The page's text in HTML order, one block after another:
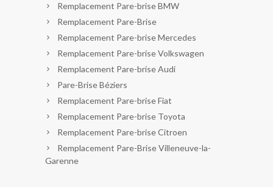
Remplacement Pare-brise BMW
Remplacement Pare-Brise
Remplacement Pare-brise Mercedes
Remplacement Pare-brise Volkswagen
Remplacement Pare-brise Audi
Pare-Brise Béziers
Remplacement Pare-brise Fiat
Remplacement Pare-brise Toyota
Remplacement Pare-brise Citroen
Remplacement Pare-Brise Villeneuve-la-
Garenne